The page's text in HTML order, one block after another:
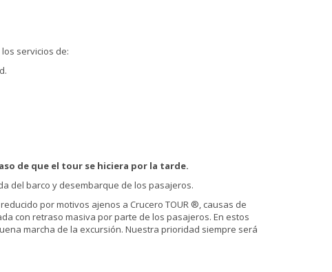
servicios de:
de que el tour se hiciera por la tarde.
del barco y desembarque de los pasajeros.
por motivos ajenos a Crucero TOUR ®, causas de
con retraso masiva por parte de los pasajeros. En estos
marcha de la excursión. Nuestra prioridad siempre será